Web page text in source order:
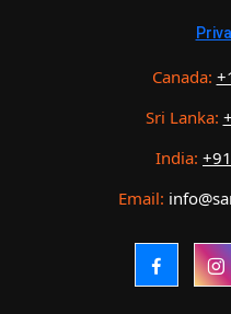
Canada:
Sri Lanka:
India:
Email: